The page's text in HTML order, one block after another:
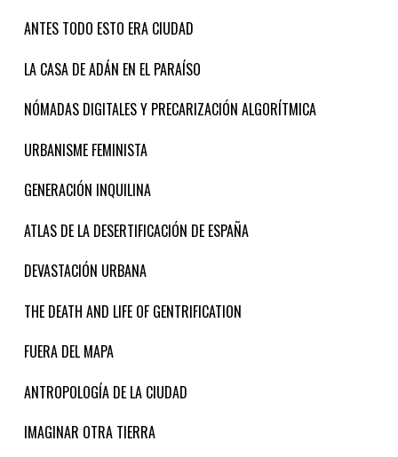
ANTES TODO ESTO ERA CIUDAD
LA CASA DE ADÁN EN EL PARAÍSO
NÓMADAS DIGITALES Y PRECARIZACIÓN ALGORÍTMICA
URBANISME FEMINISTA
GENERACIÓN INQUILINA
ATLAS DE LA DESERTIFICACIÓN DE ESPAÑA
DEVASTACIÓN URBANA
THE DEATH AND LIFE OF GENTRIFICATION
FUERA DEL MAPA
ANTROPOLOGÍA DE LA CIUDAD
IMAGINAR OTRA TIERRA